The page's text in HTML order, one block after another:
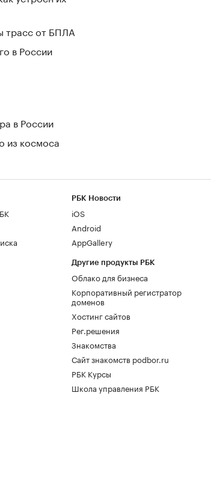
трасс от БПЛА
в России
в России
из космоса
РБК Новости
iOS
Android
AppGallery
Другие продукты РБК
Облако для бизнеса
Корпоративный регистратор
доменов
Хостинг сайтов
Рег.решения
Знакомства
Сайт знакомств podbor.ru
РБК Курсы
Школа управления РБК